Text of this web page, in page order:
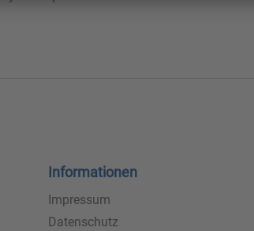
Informationen
Impressum
Datenschutz